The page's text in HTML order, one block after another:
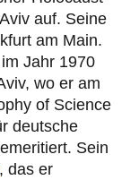
auf. Seine
am Main.
Jahr 1970
wo er am
of Science
deutsche
Sein
, das er